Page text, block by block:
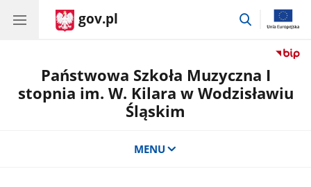
gov.pl
przejdź
Państwowa Szkoła Muzyczna I
stopnia im. W. Kilara w Wodzisławiu
Śląskim
MENU